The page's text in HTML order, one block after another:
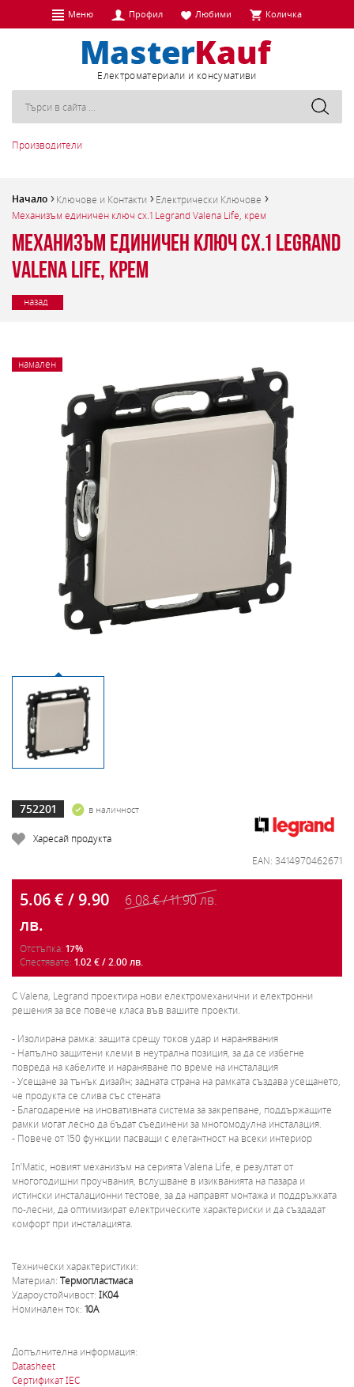
Меню Профил Любими Количка
Eлектроматериали и консумативи
Производители
Начало Ключове и Контакти
Електрически Ключове
Механизъм единичен ключ сх.1 Legrand Valena Life, крем
Механизъм единичен ключ сх.1 Legrand
Valena Life, крем
назад
намален
752201 в наличност
Харесай продукта
EAN: 3414970462671
5.06 € / 9.90
лв.
6.08 € / 11.90 лв.
Отстъпка: 17%
Спестявате: 1.02 € / 2.00 лв.
С Valena, Legrand проектира нови електромеханични и електронни
решения за все повече класа във вашите проекти.
- Изолирана рамка: защита срещу токов удар и наранявания
- Напълно защитени клеми в неутрална позиция, за да се избегне
повреда на кабелите и нараняване по време на инсталация
- Усещане за тънък дизайн; задната страна на рамката създава усещането,
че продукта се слива със стената
- Благодарение на иновативната система за закрепване, поддържащите
рамки могат лесно да бъдат съединени за многомодулна инсталация.
- Повече от 150 функции пасващи с елегантност на всеки интериор
In’Matic, новият механизъм на серията Valena Life, е резултат от
многогодишни проучвания, вслушване в изикванията на пазара и
истински инсталационни тестове, за да направят монтажа и поддръжката
по-лесни, да оптимизират електрическите характериски и да създадат
комфорт при инсталацията.
Технически характеристики:
Материал: Термопластмаса
Удароустойчивост: IK04
Номинален ток: 10A
Допълнителна информация:
Datasheet
Сертификат IEC